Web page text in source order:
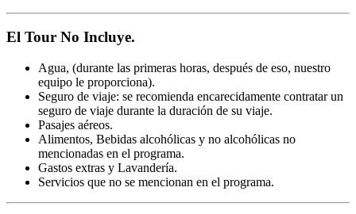
El Tour No Incluye.
Agua, (durante las primeras horas, después de eso, nuestro
equipo le proporciona).
Seguro de viaje: se recomienda encarecidamente contratar un
seguro de viaje durante la duración de su viaje.
Pasajes aéreos.
Alimentos, Bebidas alcohólicas y no alcohólicas no
mencionadas en el programa.
Gastos extras y Lavandería.
Servicios que no se mencionan en el programa.